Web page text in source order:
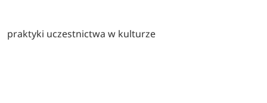
praktyki uczestnictwa w kulturze